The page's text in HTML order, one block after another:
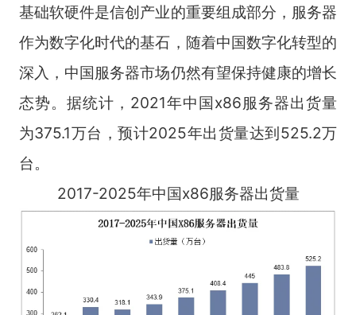
基础软硬件是信创产业的重要组成部分，服务器
作为数字化时代的基石，随着中国数字化转型的
深入，中国服务器市场仍然有望保持健康的增长
态势。据统计，2021年中国x86服务器出货量
为375.1万台，预计2025年出货量达到525.2万
台。
2017-2025年中国x86服务器出货量